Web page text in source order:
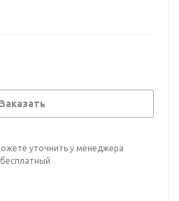
Заказать
уточнить у менеджера